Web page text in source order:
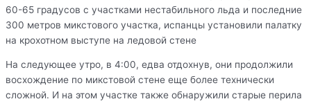
60-65 градусов с участками нестабильного льда и последние
300 метров микстового участка, испанцы установили палатку
на крохотном выступе на ледовой стене
На следующее утро, в 4:00, едва отдохнув, они продолжили
восхождение по микстовой стене еще более технически
сложной. И на этом участке также обнаружили старые перила